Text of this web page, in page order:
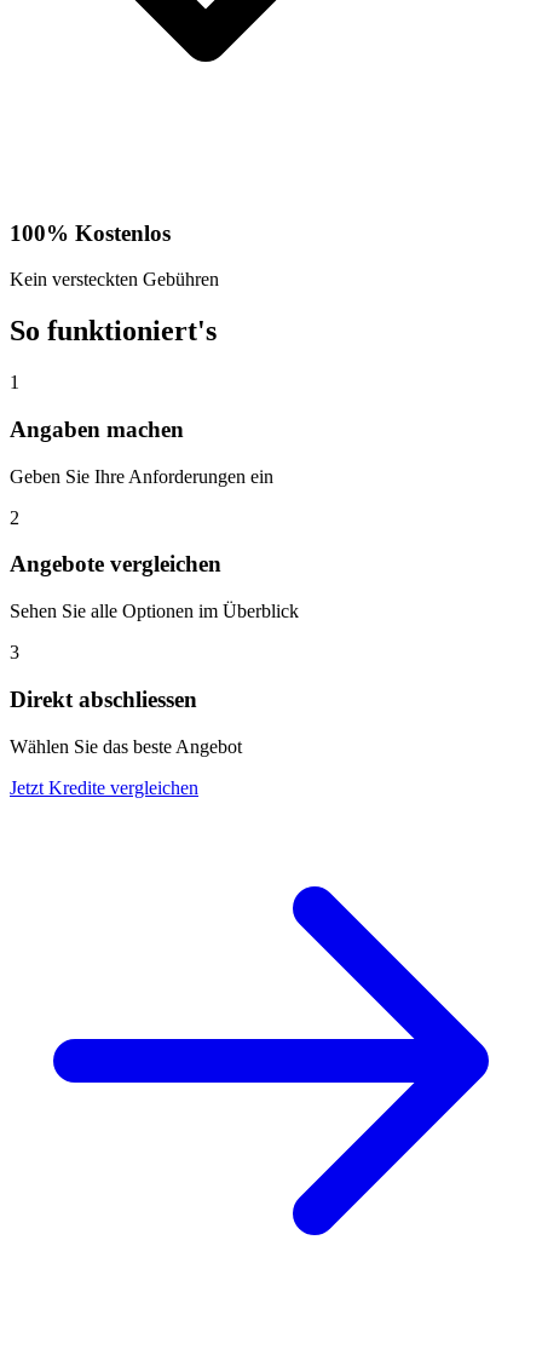
100% Kostenlos
Kein versteckten Gebühren
So funktioniert's
1
Angaben machen
Geben Sie Ihre Anforderungen ein
2
Angebote vergleichen
Sehen Sie alle Optionen im Überblick
3
Direkt abschliessen
Wählen Sie das beste Angebot
Jetzt Kredite vergleichen